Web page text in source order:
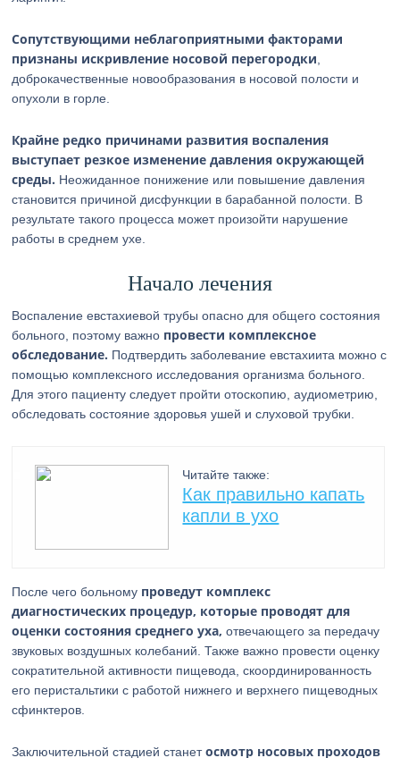
Сопутствующими неблагоприятными факторами
признаны искривление носовой перегородки
доброкачественные новообразования в носовой полости и
опухоли в горле.
Крайне редко причинами развития воспаления
выступает резкое изменение давления окружающей
среды. Неожиданное понижение или повышение давления
становится причиной дисфункции в барабанной полости. В
результате такого процесса может произойти нарушение
работы в среднем ухе.
Начало лечения
Воспаление евстахиевой трубы опасно для общего состояния
больного, поэтому важно провести комплексное
обследование. Подтвердить заболевание евстахиита можно с
помощью комплексного исследования организма больного.
Для этого пациенту следует пройти отоскопию, аудиометрию,
обследовать состояние здоровья ушей и слуховой трубки.
Читайте также:
Как правильно капать
капли в ухо
После чего больному проведут комплекс
диагностических процедур, которые проводят для
оценки состояния среднего уха, отвечающего за передачу
звуковых воздушных колебаний. Также важно провести оценку
сократительной активности пищевода, скоординированность
его перистальтики с работой нижнего и верхнего пищеводных
сфинктеров.
Заключительной стадией станетосмотр носовых проходов